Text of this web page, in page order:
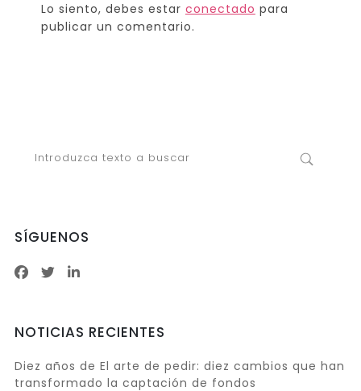
Lo siento, debes estar conectado para
publicar un comentario.
SÍGUENOS
NOTICIAS RECIENTES
Diez años de El arte de pedir: diez cambios que han
transformado la captación de fondos